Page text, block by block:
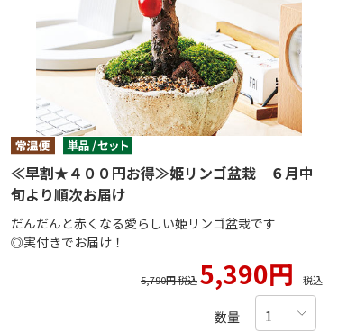
≪早割★４００円お得≫姫リンゴ盆栽 ６月中
旬より順次お届け
だんだんと赤くなる愛らしい姫リンゴ盆栽です
◎実付きでお届け！
5,790円 税込5,390円 税込
数量